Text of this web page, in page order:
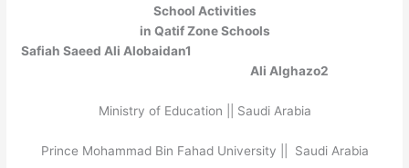
School Activities
in Qatif Zone Schools
Safiah Saeed Ali Alobaidan1
Ali Alghazo2
Ministry of Education || Saudi Arabia
Prince Mohammad Bin Fahad University || Saudi Arabia